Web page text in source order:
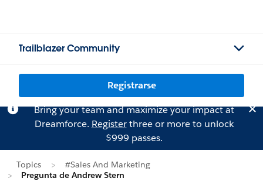
Trailblazer Community
Registrarse
Bring your team and maximize your impact at
Dreamforce. Registerthree or more to unlock
$999 passes.
Topics
#Sales And Marketing
Pregunta de Andrew Stern